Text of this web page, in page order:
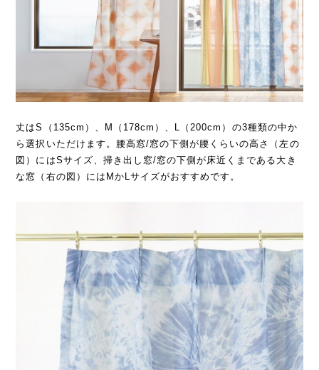
丈はS（135cm）、M（178cm）、L（200cm）の3種類の中か
ら選択いただけます。腰高窓/窓の下側が腰くらいの高さ（左の
図）にはSサイズ、掃き出し窓/窓の下側が床近くまである大き
な窓（右の図）にはMかLサイズがおすすめです。